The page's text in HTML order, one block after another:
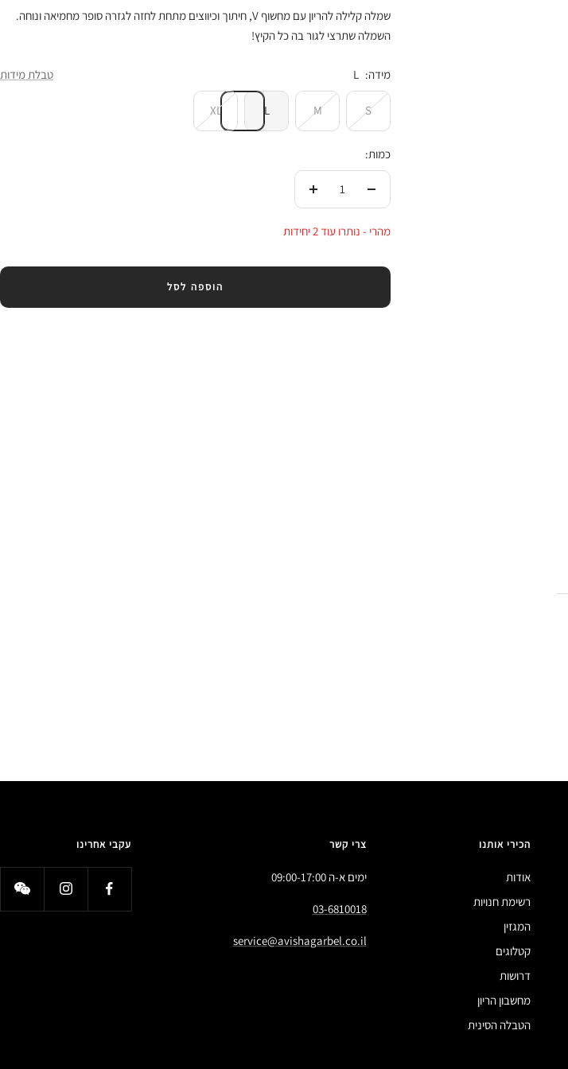
שמלה קלילה להריון עם מחשוף V, חיתוך וכיווצים מתחת לחזה לגזרה סופר מחמיאה ונוחה.
השמלה שתרצי לגור בה כל הקיץ!
מידה: L טבלת מידות
S
M
L
XL
כמות:
העלי
מהרי - נותרו עוד 2 יחידות
הוספה לסל
הכירי אותנו
אודות
רשימת חנויות
המגזין
קטלוגים
דרושות
מחשבון הריון
הטבלה הסינית
צרי קשר
ימים א-ה 09:00-17:00
03-6810018
service@avishagarbel.co.il
עקבי אחרינו